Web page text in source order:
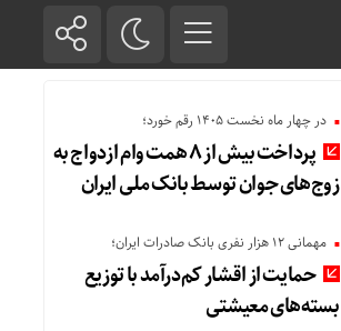
در چهار ماه نخست ۱۴۰۵ رقم خورد؛
پرداخت بیش از ۸ همت وام ازدواج به
زوج‌های جوان توسط بانک ملی ایران
مهمانی ۱۲ هزار نفری بانک صادرات ایران؛
حمایت از اقشار کم‌درآمد با توزیع
بسته‌های معیشتی